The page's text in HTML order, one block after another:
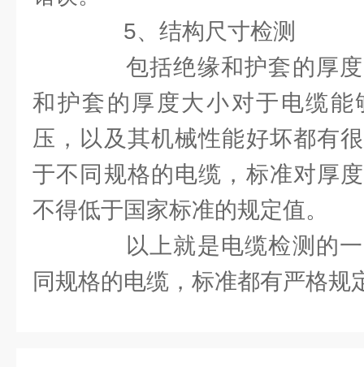
5、结构尺寸检测
包括绝缘和护套的厚度
和护套的厚度大小对于电缆能
压，以及其机械性能好坏都有
于不同规格的电缆，标准对厚
不得低于国家标准的规定值。
以上就是电缆检测的一
同规格的电缆，标准都有严格规